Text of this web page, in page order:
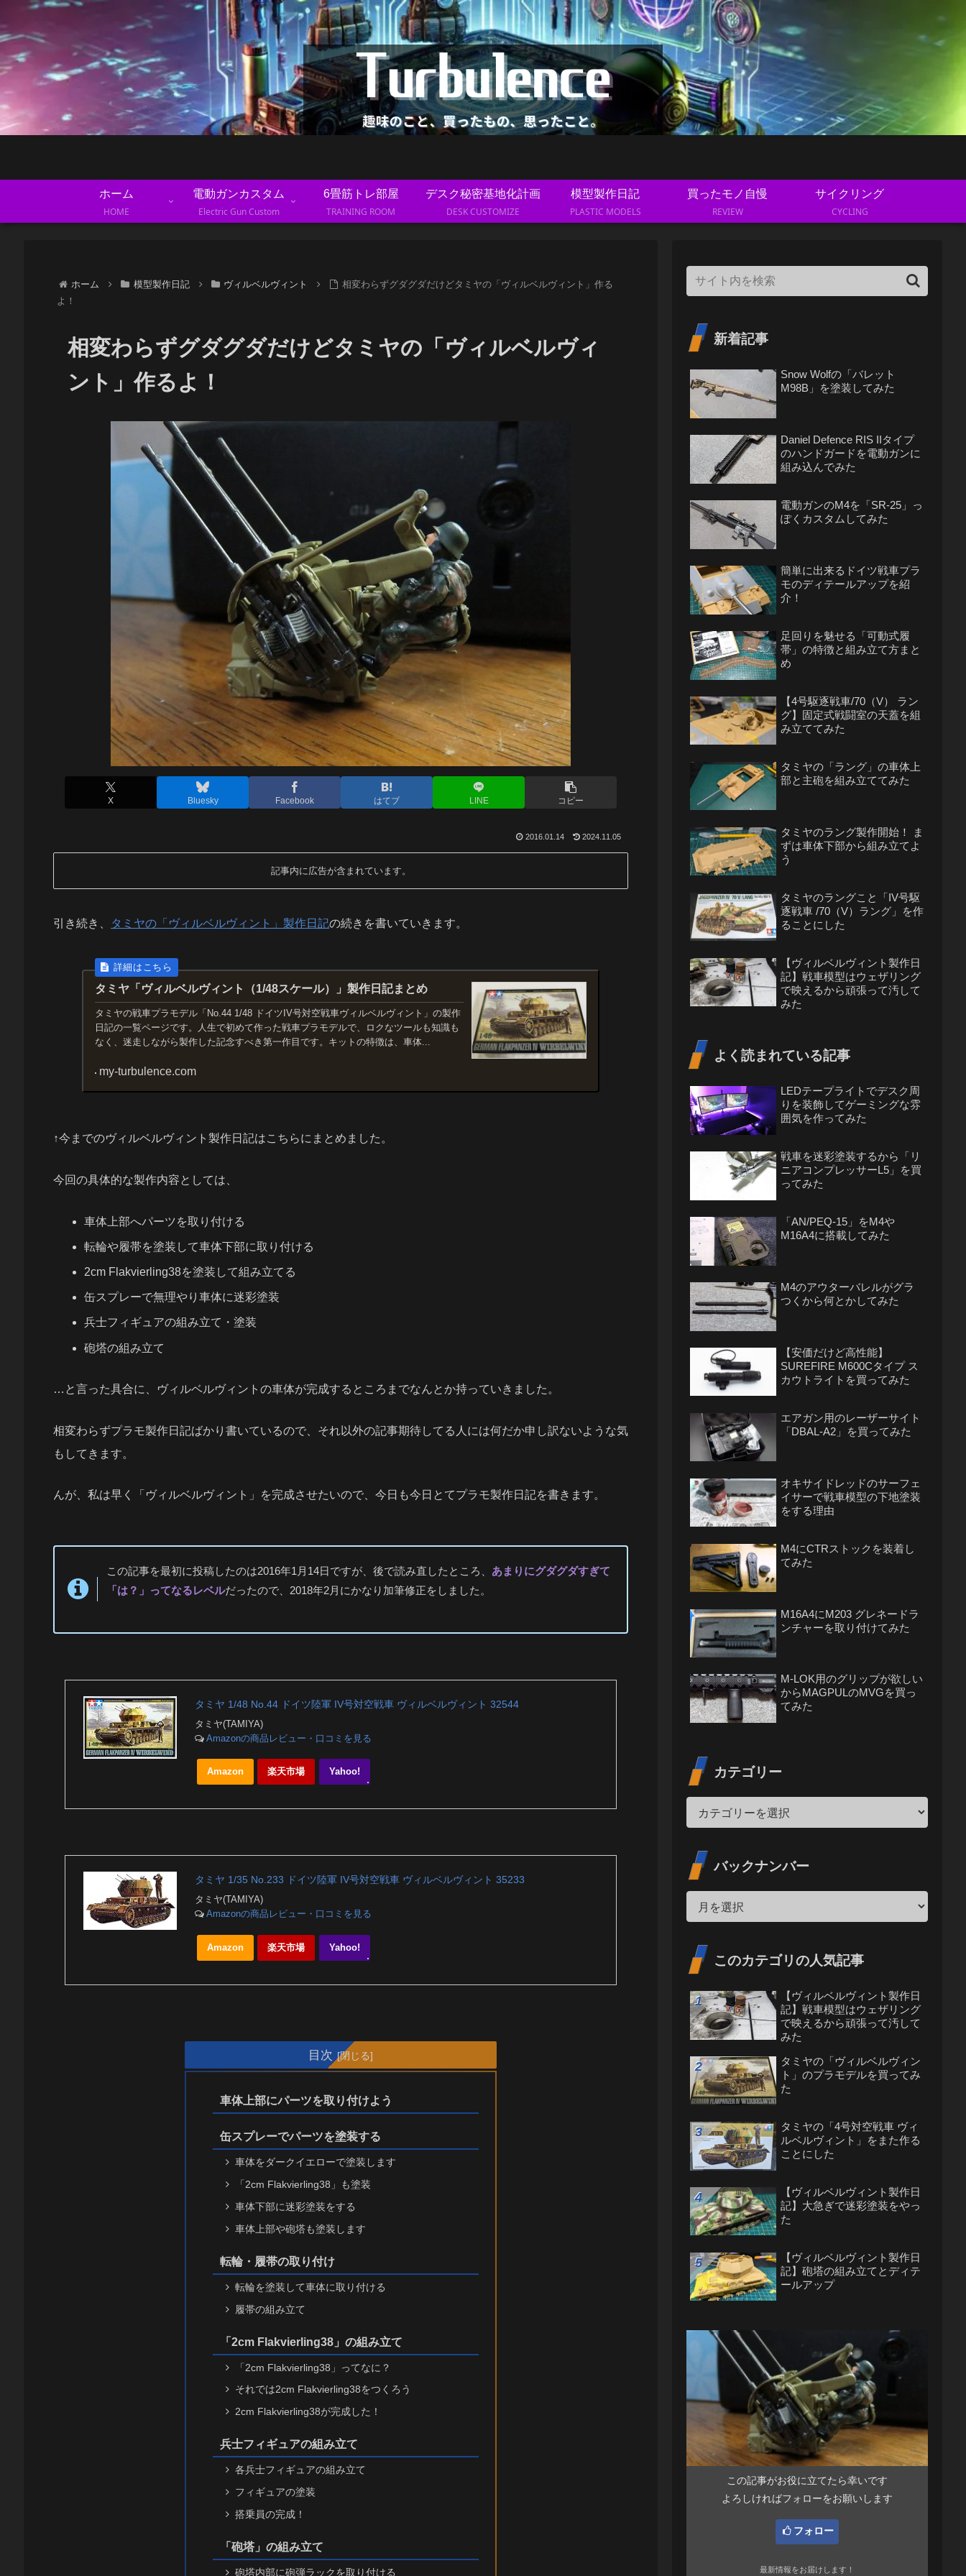
ホーム
HOME
電動ガンカスタム
Electric Gun Custom
6畳筋トレ部屋
TRAINING ROOM
デスク秘密基地化計画
DESK CUSTOMIZE
模型製作日記
PLASTIC MODELS
買ったモノ自慢
REVIEW
サイクリング
CYCLING
ホーム 模型製作日記 ヴィルベルヴィント
相変わらずグダグダだけどタミヤの「ヴィルベルヴィント」作る
よ！
相変わらずグダグダだけどタミヤの「ヴィルベルヴィ
ント」作るよ！
X Bluesky Facebook はてブ LINE コピー
2016.01.14 2024.11.05
記事内に広告が含まれています。
引き続き、 タミヤの「ヴィルベルヴィント」製作日記の続きを書いていきます。
タミヤ「ヴィルベルヴィント（1/48スケール）」製作日記まとめ
タミヤの戦車プラモデル「No.44 1/48 ドイツIV号対空戦車ヴィルベルヴィント」の製作
日記の一覧ページです。人生で初めて作った戦車プラモデルで、ロクなツールも知識も
なく、迷走しながら製作した記念すべき第一作目です。キットの特徴は、車体...
my-turbulence.com
↑今までのヴィルベルヴィント製作日記はこちらにまとめました。
今回の具体的な製作内容としては、
車体上部へパーツを取り付ける
転輪や履帯を塗装して車体下部に取り付ける
2cm Flakvierling38を塗装して組み立てる
缶スプレーで無理やり車体に迷彩塗装
兵士フィギュアの組み立て・塗装
砲塔の組み立て
…と言った具合に、ヴィルベルヴィントの車体が完成するところまでなんとか持っていきました。
相変わらずプラモ製作日記ばかり書いているので、それ以外の記事期待してる人には何だか申し訳ないような気
もしてきます。
んが、私は早く「ヴィルベルヴィント」を完成させたいので、今日も今日とてプラモ製作日記を書きます。
この記事を最初に投稿したのは2016年1月14日ですが、後で読み直したところ、 あまりにグダグダすぎて
「は？」ってなるレベルだったので、2018年2月にかなり加筆修正をしました。
タミヤ 1/48 No.44 ドイツ陸軍 IV号対空戦車 ヴィルベルヴィント 32544
タミヤ(TAMIYA)
Amazonの商品レビュー・口コミを見る
Amazon 楽天市場 Yahoo!
タミヤ 1/35 No.233 ドイツ陸軍 IV号対空戦車 ヴィルベルヴィント 35233
タミヤ(TAMIYA)
Amazonの商品レビュー・口コミを見る
Amazon 楽天市場 Yahoo!
目次
車体上部にパーツを取り付けよう
缶スプレーでパーツを塗装する
車体をダークイエローで塗装します
「2cm Flakvierling38」も塗装
車体下部に迷彩塗装をする
車体上部や砲塔も塗装します
転輪・履帯の取り付け
転輪を塗装して車体に取り付ける
履帯の組み立て
「2cm Flakvierling38」の組み立て
「2cm Flakvierling38」ってなに？
それでは2cm Flakvierling38をつくろう
2cm Flakvierling38が完成した！
兵士フィギュアの組み立て
各兵士フィギュアの組み立て
フィギュアの塗装
搭乗員の完成！
「砲塔」の組み立て
砲塔内部に砲弾ラックを取り付ける
新着記事
Snow Wolfの「バレット
M98B」を塗装してみた
Daniel Defence RIS IIタイプ
のハンドガードを電動ガンに
組み込んでみた
電動ガンのM4を「SR-25」っ
ぽくカスタムしてみた
簡単に出来るドイツ戦車プラ
モのディテールアップを紹
介！
足回りを魅せる「可動式履
帯」の特徴と組み立て方まと
め
【4号駆逐戦車/70（V） ラン
グ】固定式戦闘室の天蓋を組
み立ててみた
タミヤの「ラング」の車体上
部と主砲を組み立ててみた
タミヤのラング製作開始！ ま
ずは車体下部から組み立てよ
う
タミヤのラングこと「IV号駆
逐戦車 /70（V）ラング」を作
ることにした
【ヴィルベルヴィント製作日
記】戦車模型はウェザリング
で映えるから頑張って汚して
みた
よく読まれている記事
LEDテープライトでデスク周
りを装飾してゲーミングな雰
囲気を作ってみた
戦車を迷彩塗装するから「リ
ニアコンプレッサーL5」を買
ってみた
「AN/PEQ-15」をM4や
M16A4に搭載してみた
M4のアウターバレルがグラ
つくから何とかしてみた
【安価だけど高性能】
SUREFIRE M600Cタイプ ス
カウトライトを買ってみた
エアガン用のレーザーサイト
「DBAL-A2」を買ってみた
オキサイドレッドのサーフェ
イサーで戦車模型の下地塗装
をする理由
M4にCTRストックを装着し
てみた
M16A4にM203 グレネードラ
ンチャーを取り付けてみた
M-LOK用のグリップが欲しい
からMAGPULのMVGを買っ
てみた
カテゴリー
バックナンバー
このカテゴリの人気記事
【ヴィルベルヴィント製作日
記】戦車模型はウェザリング
で映えるから頑張って汚して
みた
タミヤの「ヴィルベルヴィン
ト」のプラモデルを買ってみ
た
タミヤの「4号対空戦車 ヴィ
ルベルヴィント」をまた作る
ことにした
【ヴィルベルヴィント製作日
記】大急ぎで迷彩塗装をやっ
た
【ヴィルベルヴィント製作日
記】砲塔の組み立てとディテ
ールアップ
この記事がお役に立てたら幸いです
よろしければフォローをお願いします
フォロー
最新情報をお届けします！